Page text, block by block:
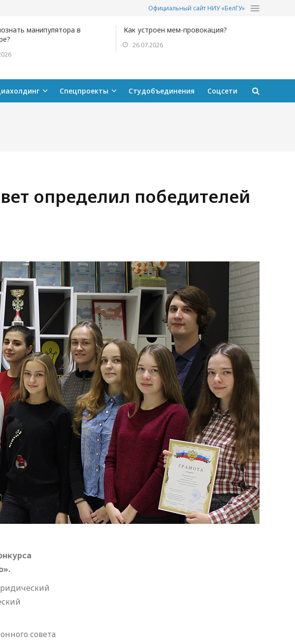
Официальный сайт НИУ «БелГУ»
манипулятора в
Как устроен мем-провокация?
26.07.2026
Спецпроекты Студобъединения Соцсети
определил победителей
совета